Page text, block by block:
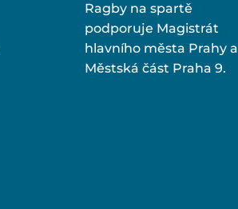
Ragby na spartě
podporuje Magistrát
hlavního města Prahy a
Městská část Praha 9.